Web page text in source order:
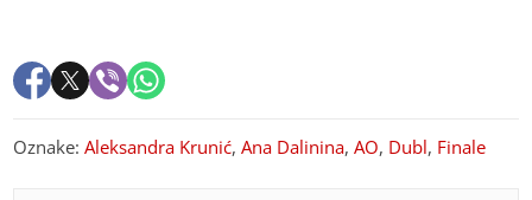
Oznake:Aleksandra Krunić,Ana Dalinina,AO, Dubl, Finale